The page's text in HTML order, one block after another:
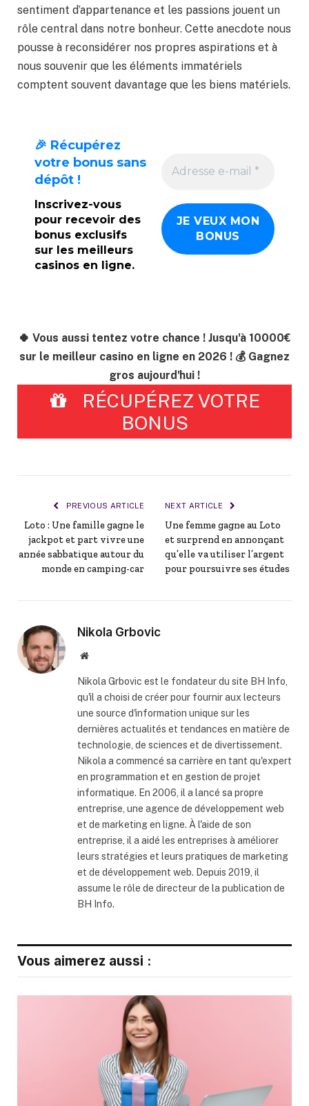
sentiment d’appartenance et les passions jouent un
rôle central dans notre bonheur. Cette anecdote nous
pousse à reconsidérer nos propres aspirations et à
nous souvenir que les éléments immatériels
comptent souvent davantage que les biens matériels.
🎉 Récupérez
votre bonus sans
dépôt !
Inscrivez-vous
pour recevoir des
bonus exclusifs
sur les meilleurs
casinos en ligne.
🍀 Vous aussi tentez votre chance ! Jusqu'à 10000€
sur le meilleur casino en ligne en 2026 ! 💰 Gagnez
gros aujourd'hui !
RÉCUPÉREZ VOTRE
BONUS
PREVIOUS ARTICLE
Loto : Une famille gagne le
jackpot et part vivre une
année sabbatique autour du
monde en camping-car
NEXT ARTICLE
Une femme gagne au Loto
et surprend en annonçant
qu’elle va utiliser l’argent
pour poursuivre ses études
Nikola Grbovic
Website
Nikola Grbovic est le fondateur du site BH Info,
qu'il a choisi de créer pour fournir aux lecteurs
une source d'information unique sur les
dernières actualités et tendances en matière de
technologie, de sciences et de divertissement.
Nikola a commencé sa carrière en tant qu'expert
en programmation et en gestion de projet
informatique. En 2006, il a lancé sa propre
entreprise, une agence de développement web
et de marketing en ligne. À l'aide de son
entreprise, il a aidé les entreprises à améliorer
leurs stratégies et leurs pratiques de marketing
et de développement web. Depuis 2019, il
assume le rôle de directeur de la publication de
BH Info.
Vous aimerez aussi :